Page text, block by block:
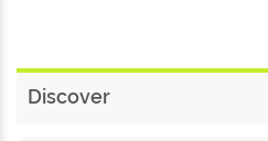
Discover